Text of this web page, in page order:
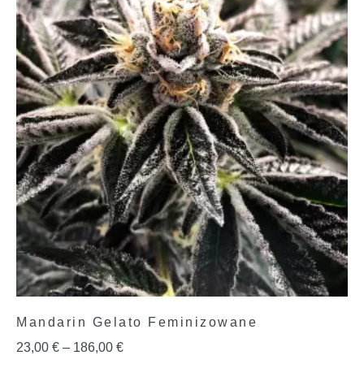
Mandarin Gelato Feminizowane
23,00 € – 186,00 €